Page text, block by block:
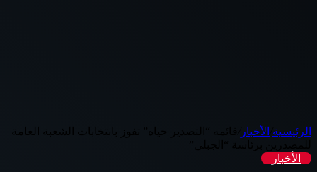
الرئيسية الأخبار
قائمه “التصدير حياه” تفوز بانتخابات الشعبة العامة
الأخبار